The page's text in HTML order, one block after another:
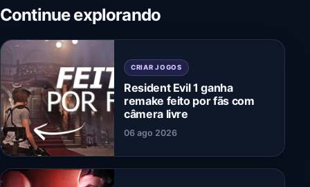
Continue explorando
CRIAR JOGOS
Resident Evil 1 ganha
remake feito por fãs com
câmera livre
06 ago 2026